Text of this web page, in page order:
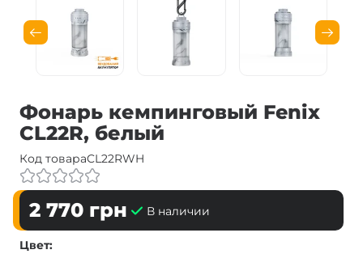
Фонарь кемпинговый Fenix
CL22R, белый
Код товараCL22RWH
2 770 грн В наличии
Цвет